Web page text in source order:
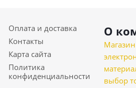
Оплата и доставка
Контакты
Карта сайта
Политика
конфиденциальности
О
выбор